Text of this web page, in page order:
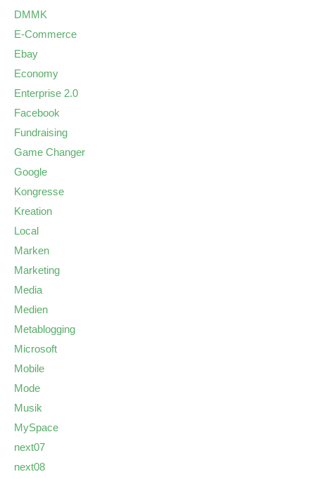
DMMK
E-Commerce
Ebay
Economy
Enterprise 2.0
Facebook
Fundraising
Game Changer
Google
Kongresse
Kreation
Local
Marken
Marketing
Media
Medien
Metablogging
Microsoft
Mobile
Mode
Musik
MySpace
next07
next08